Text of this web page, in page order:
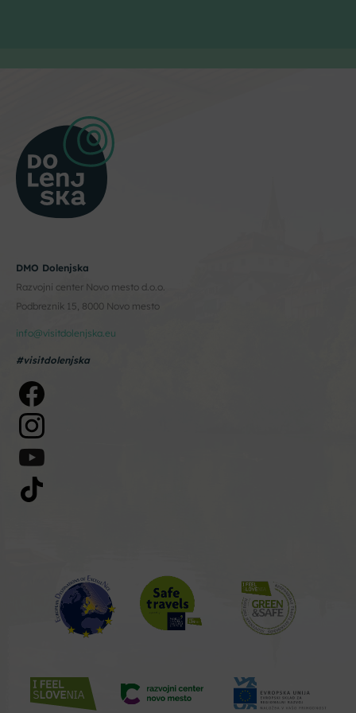
DMO Dolenjska
Razvojni center Novo mesto d.o.o.
Podbreznik 15, 8000 Novo mesto
info@visitdolenjska.eu
#visitdolenjska